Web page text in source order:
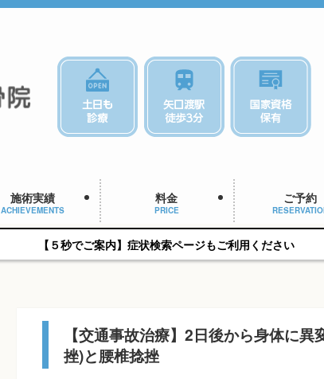
施術実績
ACHIEVEMENTS
料金
PRICE
ご予約
【５秒でご案内】症状検索ページもご利用ください
【交通事故治療】2日後から身体に
挫)と腰椎捻挫